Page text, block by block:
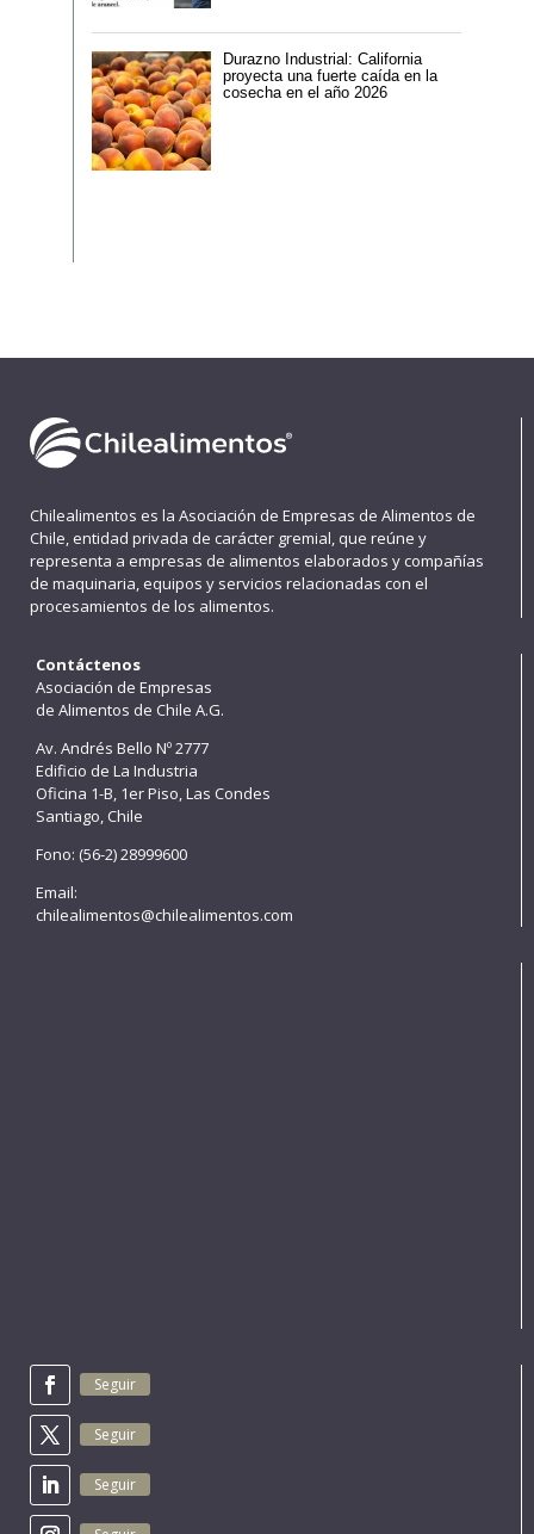
Durazno Industrial: California
proyecta una fuerte caída en la
cosecha en el año 2026
Chilealimentos es la Asociación de Empresas de Alimentos de
Chile, entidad privada de carácter gremial, que reúne y
representa a empresas de alimentos elaborados y compañías
de maquinaria, equipos y servicios relacionadas con el
procesamientos de los alimentos.
Contáctenos
Asociación de Empresas
de Alimentos de Chile A.G.
Av. Andrés Bello Nº 2777
Edificio de La Industria
Oficina 1-B, 1er Piso, Las Condes
Santiago, Chile
Fono: (56-2) 28999600
Email:
chilealimentos@chilealimentos.com
Seguir
Seguir
Seguir